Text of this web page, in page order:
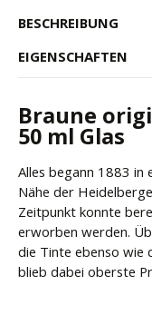
BESCHREIBUNG
EIGENSCHAFTEN
Braune
50 ml Glas
Alles begann 1883 in
Nähe der
Zeitpunkt konnte
erworben werden.
die Tinte ebenso wie
blieb dabei oberste